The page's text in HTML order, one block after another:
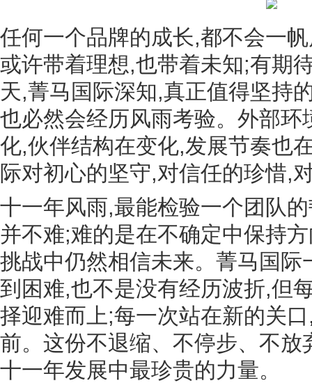
任何一个品牌的成长,都不会一
或许带着理想,也带着未知;有期
天,菁马国际深知,真正值得坚持
也必然会经历风雨考验。外部
化,伙伴结构在变化,发展节奏也
际对初心的坚守,对信任的珍惜,
十一年风雨,最能检验一个团队
并不难;难的是在不确定中保持
挑战中仍然相信未来。菁马国
到困难,也不是没有经历波折,但
择迎难而上;每一次站在新的关
前。这份不退缩、不停步、不
十一年发展中最珍贵的力量。